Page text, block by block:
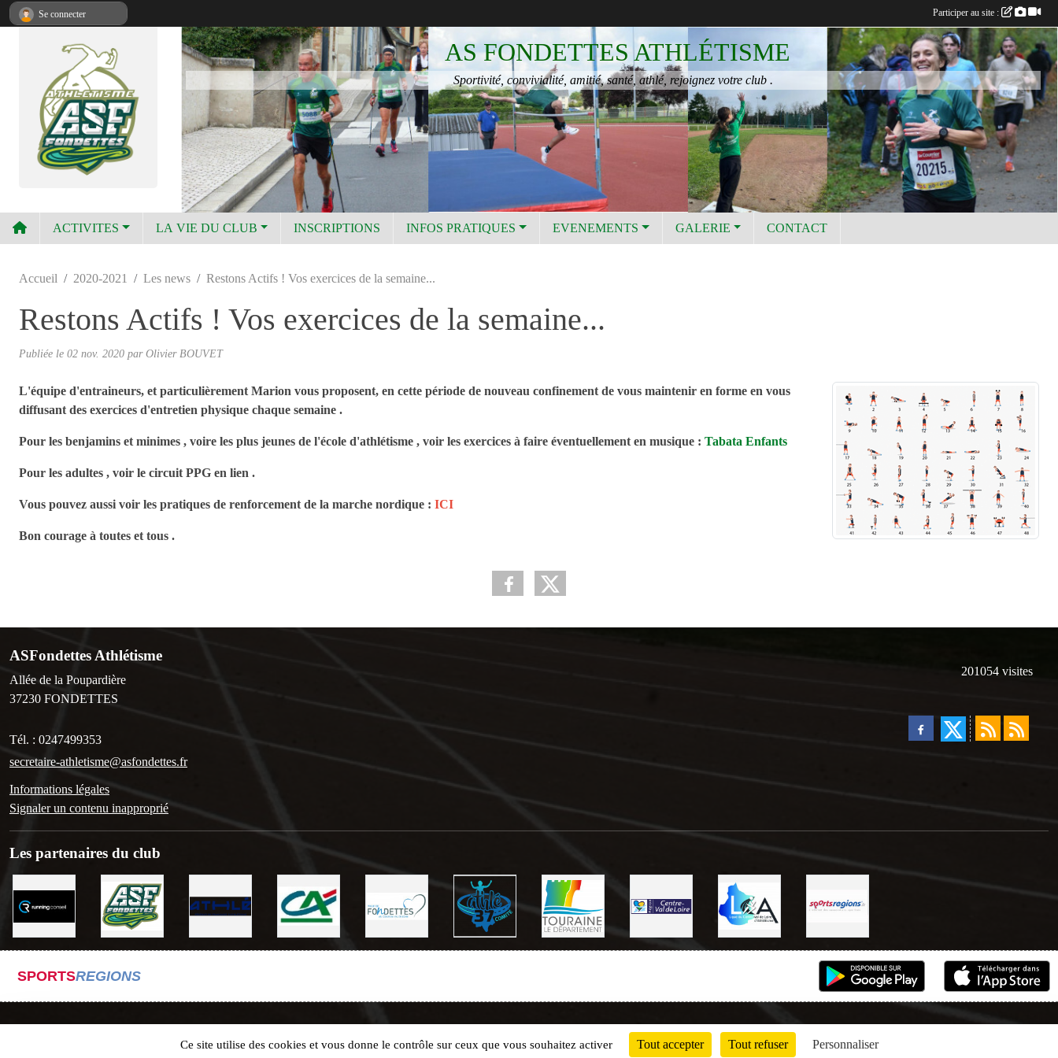
AS FONDETTES ATHLÉTISME
Sportivité, convivialité, amitié, santé, athlé, rejoignez votre club .
ACTIVITES LA VIE DU CLUB INSCRIPTIONS INFOS PRATIQUES EVENEMENTS GALERIE CONTACT
Accueil 2020-2021 Les news Restons Actifs ! Vos exercices de la semaine...
Restons Actifs ! Vos exercices de la semaine...
Publiée le 02 nov. 2020 par Olivier BOUVET
L'équipe d'entraineurs, et particulièrement Marion vous proposent, en cette période de nouveau confinement de vous maintenir en forme en vous
diffusant des exercices d'entretien physique chaque semaine .
Pour les benjamins et minimes , voire les plus jeunes de l'école d'athlétisme , voir les exercices à faire éventuellement en musique : Tabata Enfants
Pour les adultes , voir le circuit PPG en lien .
Vous pouvez aussi voir les pratiques de renforcement de la marche nordique : ICI
Bon courage à toutes et tous .
ASFondettes Athlétisme
Allée de la Poupardière
37230 FONDETTES
Tél. : 0247499353
secretaire-athletisme@asfondettes.fr
Informations légales
Signaler un contenu inapproprié
201054 visites
Les partenaires du club
SPORTSREGIONS
Se connecter Participer au site :
Panneau de gestion des cookies
Ce site utilise des cookies et vous donne le contrôle sur ceux que vous souhaitez activer Tout accepter Tout refuser Personnaliser